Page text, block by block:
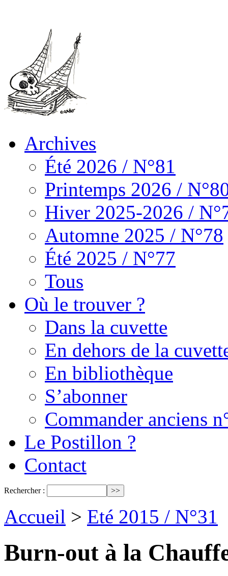
Archives
Été 2026 / N°81
Printemps 2026 /
Hiver 2025-2026 /
Automne 2025 / N°78
Été 2025 / N°77
Tous
Où le trouver ?
Dans la cuvette
En dehors de la
En bibliothèque
S’abonner
Commander anciens
Le Postillon ?
Contact
Rechercher :
Accueil > Eté 2015 / N°31
Burn-out à la